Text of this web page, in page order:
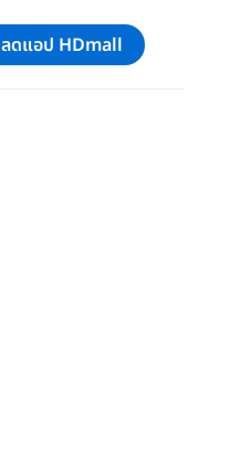
ลดแอป HDmall